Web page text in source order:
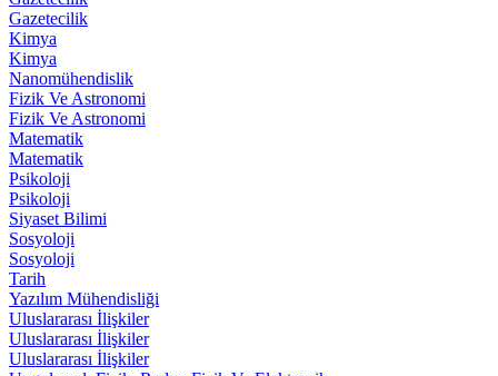
Gazetecilik
Kimya
Kimya
Nanomühendislik
Fizik Ve Astronomi
Fizik Ve Astronomi
Matematik
Matematik
Psikoloji
Psikoloji
Siyaset Bilimi
Sosyoloji
Sosyoloji
Tarih
Yazılım Mühendisliği
Uluslararası İlişkiler
Uluslararası İlişkiler
Uluslararası İlişkiler